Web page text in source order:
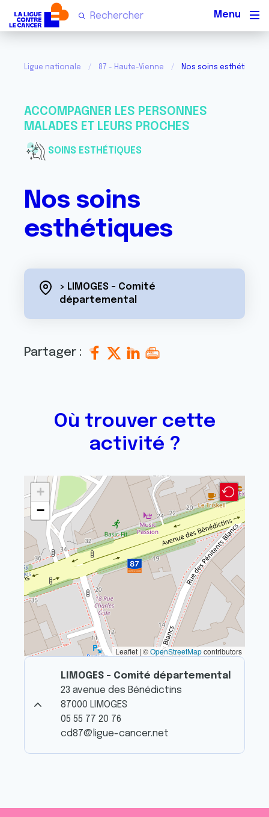
Ligue nationale 87 - Haute-Vienne Nos soins esthétiques
ACCOMPAGNER LES PERSONNES
MALADES ET LEURS PROCHES
SOINS ESTHÉTIQUES
Nos soins
esthétiques
> LIMOGES - Comité
départemental
Partager :
Où trouver cette
activité ?
+
−
Leaflet | ©OpenStreetMapcontributors
LIMOGES - Comité départemental
23 avenue des Bénédictins
87000 LIMOGES
05 55 77 20 76
cd87@ligue-cancer.net